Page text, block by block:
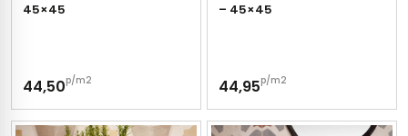
45×45
44,50p/m2
– 45×45
44,95p/m2